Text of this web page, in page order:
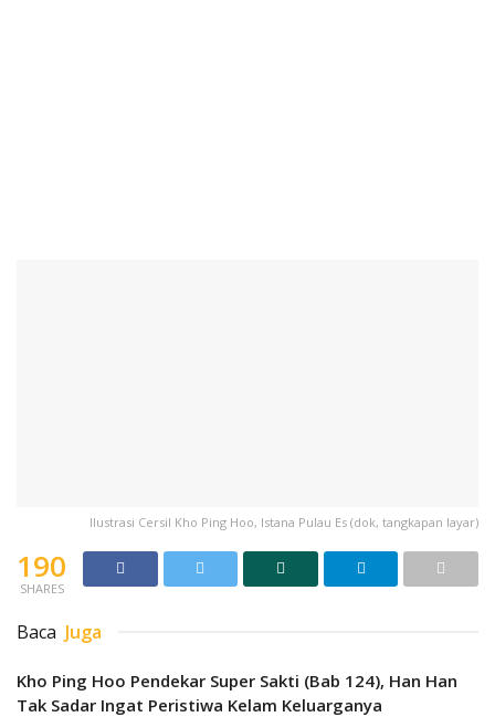
Ilustrasi Cersil Kho Ping Hoo, Istana Pulau Es (dok, tangkapan layar)
190
SHARES
Baca Juga
Kho Ping Hoo Pendekar Super Sakti (Bab 124), Han Han
Tak Sadar Ingat Peristiwa Kelam Keluarganya